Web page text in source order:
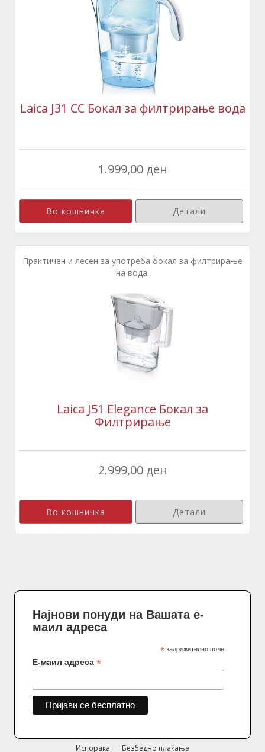
Laica J31 CC Бокал за филтрирање вода
1.999,00 ден
Детали
Практичен и лесен за употреба бокал за филтрирање
на вода.
Laica J51 Elegance Бокал за
Филтрирање
2.999,00 ден
Детали
Најнови понуди на Вашата е-
маил адреса
* задолжително поле
Е-маил адреса *
Испорака Безбедно плаќање